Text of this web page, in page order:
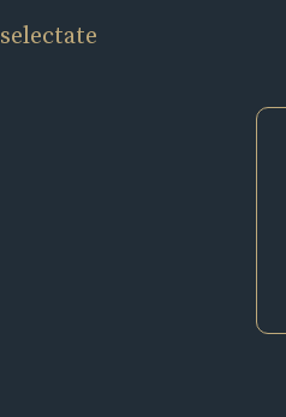
selectate